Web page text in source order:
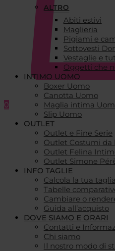
0
ALTRO
Abiti estivi
Maglieria
Pigiami e
Sottovesti
Vestaglie e
Oggetti che
INTIMO UOMO
Boxer Uomo
Canotta Uomo
Maglia intima
Slip Uomo
OUTLET
Outlet e Fine Serie
Outlet Costumi da
Outlet Felina
Outlet Simone
INFO TAGLIE
Calcola la tua taglia
Tabelle
Cambiare o
Guida all’acquisto
DOVE SIAMO E ORARI
Contatti e
Chi siamo
Il nostro modo di